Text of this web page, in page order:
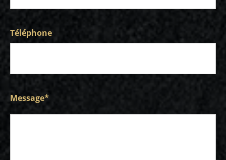
Téléphone
Message*